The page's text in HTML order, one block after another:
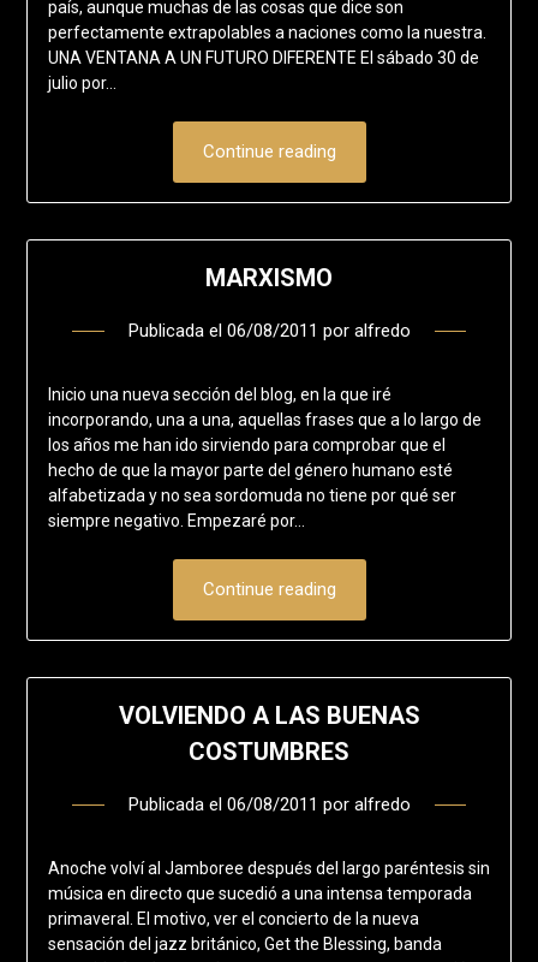
país, aunque muchas de las cosas que dice son
perfectamente extrapolables a naciones como la nuestra.
UNA VENTANA A UN FUTURO DIFERENTE El sábado 30 de
julio por…
Continue reading
MARXISMO
Publicada el 06/08/2011 por alfredo
Inicio una nueva sección del blog, en la que iré
incorporando, una a una, aquellas frases que a lo largo de
los años me han ido sirviendo para comprobar que el
hecho de que la mayor parte del género humano esté
alfabetizada y no sea sordomuda no tiene por qué ser
siempre negativo. Empezaré por…
Continue reading
VOLVIENDO A LAS BUENAS
COSTUMBRES
Publicada el 06/08/2011 por alfredo
Anoche volví al Jamboree después del largo paréntesis sin
música en directo que sucedió a una intensa temporada
primaveral. El motivo, ver el concierto de la nueva
sensación del jazz británico, Get the Blessing, banda